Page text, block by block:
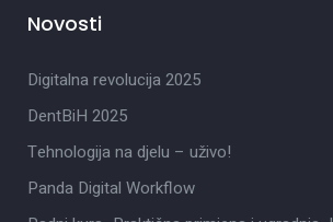
Novosti
Digitalna revolucija 2025
DentBiH 2025
Tehnologija na djelu – uživo!
Panda Digital Workflow